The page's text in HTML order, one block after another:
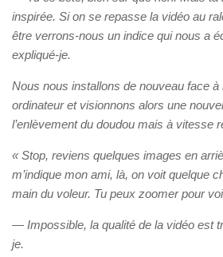
inspirée. Si on se repasse la vidéo au
être verrons-nous un indice qui nous a
expliqué-je.
Nous nous installons de nouveau face à
ordinateur et visionnons alors une
l’enlèvement du doudou mais à vitesse
« Stop, reviens quelques images en
m’indique mon ami, là, on voit quelque
main du voleur. Tu peux zoomer pour
— Impossible, la qualité de la vidéo est
je.